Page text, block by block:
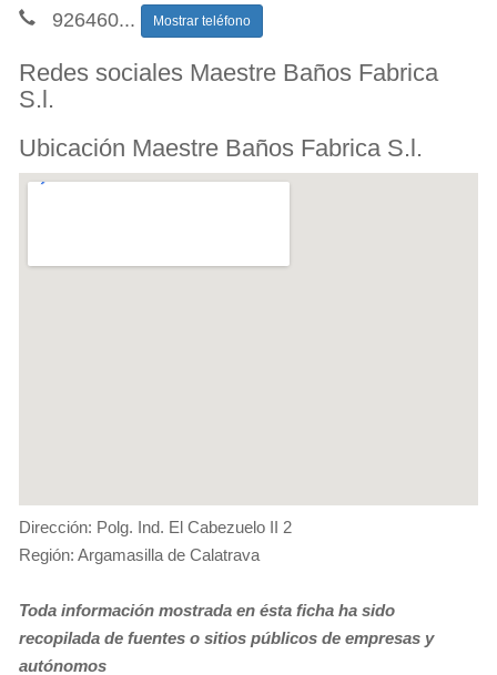
926460... Mostrar teléfono
Redes sociales Maestre Baños Fabrica
S.l.
Ubicación Maestre Baños Fabrica S.l.
Dirección: Polg. Ind. El Cabezuelo II 2
Región: Argamasilla de Calatrava
Toda información mostrada en ésta ficha ha sido
recopilada de fuentes o sitios públicos de empresas y
autónomos